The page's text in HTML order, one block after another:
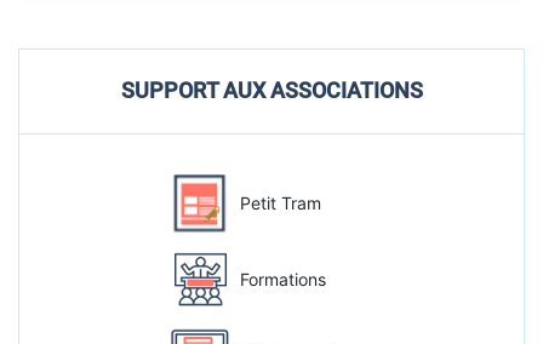
SUPPORT AUX ASSOCIATIONS
Petit Tram
Formations